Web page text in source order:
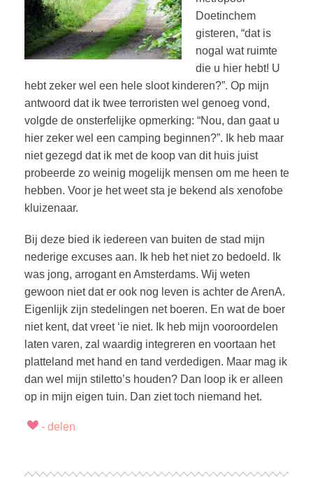
Doetinchem
gisteren, “dat is
nogal wat ruimte
die u hier hebt! U
hebt zeker wel een hele sloot kinderen?”. Op mijn
antwoord dat ik twee terroristen wel genoeg vond,
volgde de onsterfelijke opmerking: “Nou, dan gaat u
hier zeker wel een camping beginnen?”. Ik heb maar
niet gezegd dat ik met de koop van dit huis juist
probeerde zo weinig mogelijk mensen om me heen te
hebben. Voor je het weet sta je bekend als xenofobe
kluizenaar.
Bij deze bied ik iedereen van buiten de stad mijn
nederige excuses aan. Ik heb het niet zo bedoeld. Ik
was jong, arrogant en Amsterdams. Wij weten
gewoon niet dat er ook nog leven is achter de ArenA.
Eigenlijk zijn stedelingen net boeren. En wat de boer
niet kent, dat vreet ‘ie niet. Ik heb mijn vooroordelen
laten varen, zal waardig integreren en voortaan het
platteland met hand en tand verdedigen. Maar mag ik
dan wel mijn stiletto’s houden? Dan loop ik er alleen
op in mijn eigen tuin. Dan ziet toch niemand het.